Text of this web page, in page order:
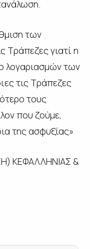
των
Τράπεζες γιατί η
λογαριασµών των
τις Τράπεζες
τους
που ζούµε,
της ασφυξίας»
ΚΕΦΑΛΛΗΝΙΑΣ &